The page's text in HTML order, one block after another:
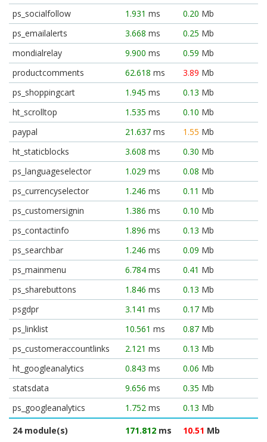
ps_socialfollow
1.931 ms 0.20 Mb
ps_emailalerts
3.668 ms 0.25 Mb
mondialrelay
9.900 ms 0.59 Mb
productcomments
62.618 ms 3.89 Mb
ps_shoppingcart
1.945 ms 0.13 Mb
ht_scrolltop
1.535 ms 0.10 Mb
paypal
21.637 ms 1.55 Mb
ht_staticblocks
3.608 ms 0.30 Mb
ps_languageselector
1.029 ms 0.08 Mb
ps_currencyselector
1.246 ms 0.11 Mb
ps_customersignin
1.386 ms 0.10 Mb
ps_contactinfo
1.896 ms 0.13 Mb
ps_searchbar
1.246 ms 0.09 Mb
ps_mainmenu
6.784 ms 0.41 Mb
ps_sharebuttons
1.846 ms 0.13 Mb
psgdpr
3.141 ms 0.17 Mb
ps_linklist
10.561 ms 0.87 Mb
ps_customeraccountlinks
2.121 ms 0.13 Mb
ht_googleanalytics
0.843 ms 0.06 Mb
statsdata
9.656 ms 0.35 Mb
ps_googleanalytics
1.752 ms 0.13 Mb
24 module(s)
171.812 ms 10.51 Mb